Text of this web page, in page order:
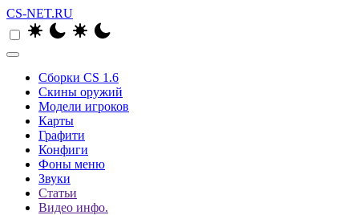
CS-NET.RU
Сборки CS 1.6
Скины оружий
Модели игроков
Карты
Графити
Конфиги
Фоны меню
Звуки
Статьи
Видео инфо.